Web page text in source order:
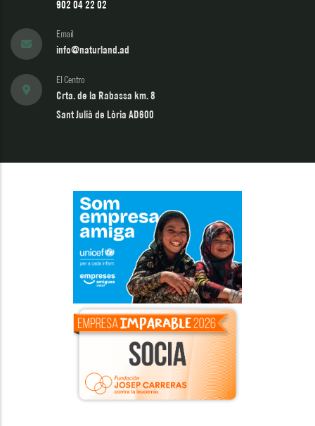
902 04 22 02
Email
info@naturland.ad
El Centro
Crta. de la Rabassa km. 8
Sant Julià de Lòria AD600